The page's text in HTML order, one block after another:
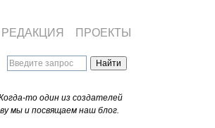
то один из создателей
мы и посвящаем наш блог.
РЕДАКЦИЯ ПРОЕКТЫ